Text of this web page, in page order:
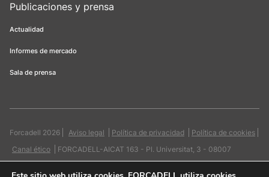
Publicaciones y prensa
Actualidad
Informes de mercado
Sala de prensa
Forcadell 2026 Aviso legal Política de privacidad
Política de cookies
Canal ético
FORCADELL-AICAT 163 - Pl. Universitat, 3 - 08007